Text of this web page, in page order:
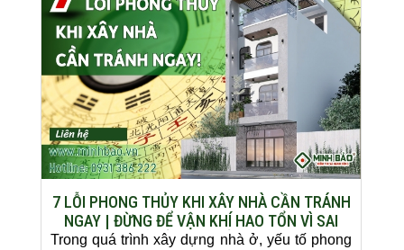
7 LỖI PHONG THỦY KHI XÂY NHÀ CẦN TRÁNH
NGAY | ĐỪNG ĐỂ VẬN KHÍ HAO TỔN VÌ SAI
LẦM CƠ BẢN
Trong quá trình xây dựng nhà ở, yếu tố phong